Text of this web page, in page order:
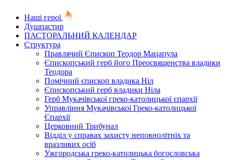
Наші герої
Душпастир
ПАСТОРАЛЬНИЙ КАЛЕНДАР
Структура
Правлячий Єпископ Теодор Мацапула
Єпископський герб його Преосвященства владики
Теодора
Помічний єпископ владика Ніл
Єпископський герб владики Ніла
Герб Мукачівської греко-католицької єпархії
Управління Мукачівської Греко-католицької
Єпархії
Церковний Трибунал
Відділ у справах захисту неповнолітніх та
вразливих осіб
Ужгородська греко-католицька богословська